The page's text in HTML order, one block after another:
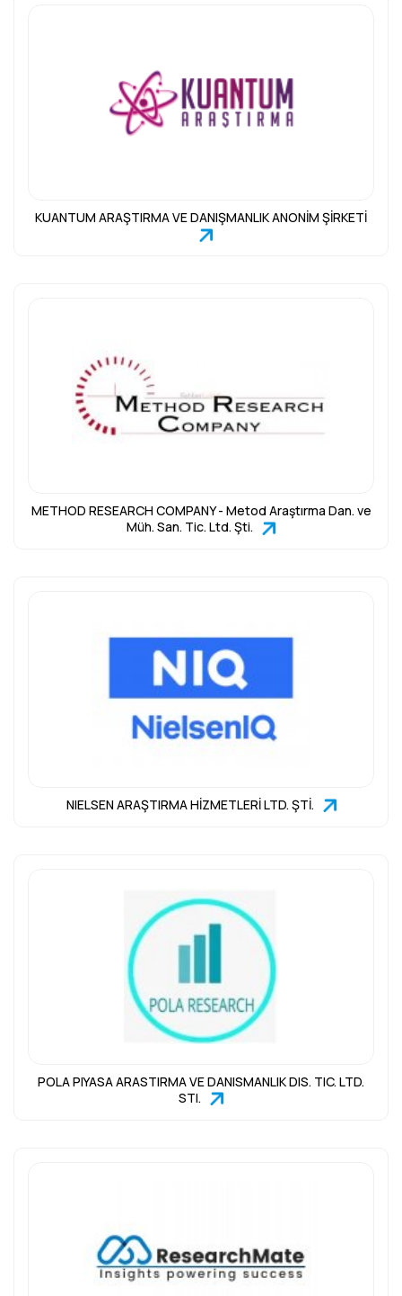
KUANTUM ARAŞTIRMA VE DANIŞMANLIK ANONİM ŞİRKETİ
METHOD RESEARCH COMPANY - Metod Araştırma Dan. ve
Müh. San. Tic. Ltd. Şti.
NIELSEN ARAŞTIRMA HİZMETLERİ LTD. ŞTİ.
POLA PIYASA ARASTIRMA VE DANISMANLIK DIS. TIC. LTD.
STI.